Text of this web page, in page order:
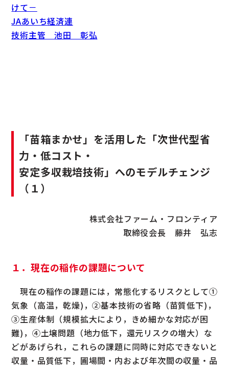
けて－
JAあいち経済連
技術主管 池田 彰弘
「苗箱まかせ」を活用した「次世代型省
力・低コスト・
安定多収栽培技術」へのモデルチェンジ
（１）
株式会社ファーム・フロンティア
取締役会長 藤井 弘志
１．現在の稲作の課題について
現在の稲作の課題には，常態化するリスクとして①
気象（高温，乾燥)，②基本技術の省略（苗質低下)，
③生産体制（規模拡大により，きめ細かな対応が困
難)，④土壌問題（地力低下，還元リスクの増大）な
どがあげられ，これらの課題に同時に対応できないと
収量・品質低下，圃場間・内および年次間の収量・品